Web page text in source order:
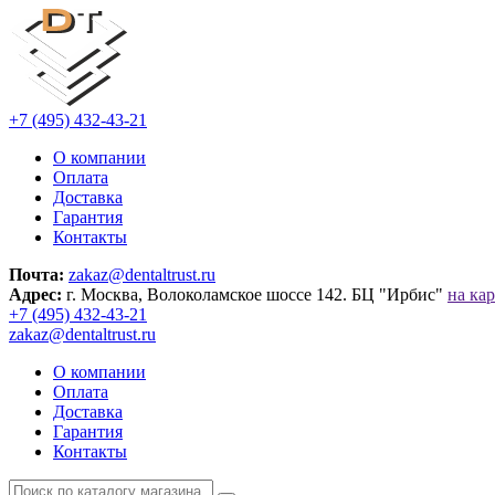
+7 (495) 432-43-21
О компании
Оплата
Доставка
Гарантия
Контакты
Почта: zakaz@dentaltrust.ru
Адрес: г. Москва, Волоколамское шоссе 142. БЦ "Ирбис" на
+7 (495) 432-43-21
zakaz@dentaltrust.ru
О компании
Оплата
Доставка
Гарантия
Контакты